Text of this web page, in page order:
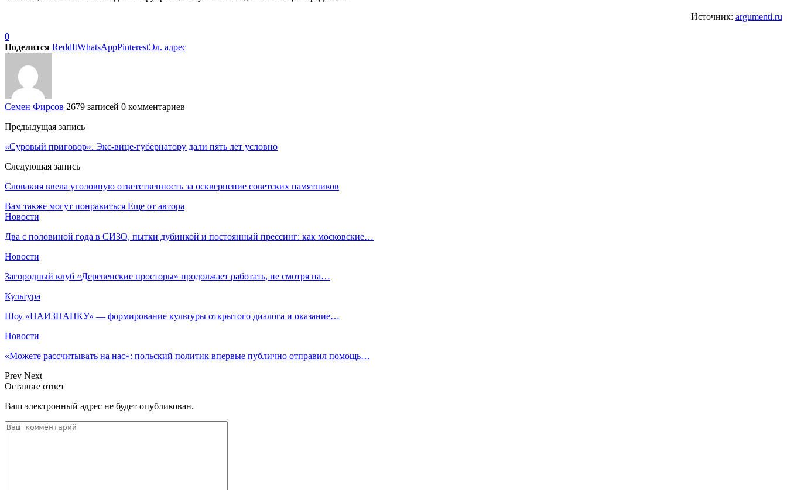
Источник: argumenti.ru
0
Поделится ReddItWhatsAppPinterestЭл. адрес
Семен Фирсов 2679 записей 0 комментариев
Предыдущая запись
«Суровый приговор». Экс-вице-губернатору дали пять лет условно
Следующая запись
Словакия ввела уголовную ответственность за осквернение советских памятников
Вам также могут понравиться Еще от автора
Новости
Два с половиной года в СИЗО, пытки дубинкой и постоянный прессинг: как московские…
Новости
Загородный клуб «Деревенские просторы» продолжает работать, не смотря на…
Культура
Шоу «НАИЗНАНКУ» — формирование культуры открытого диалога и оказание…
Новости
«Можете рассчитывать на нас»: польский политик впервые публично отправил помощь…
Prev Next
Оставьте ответ
Ваш электронный адрес не будет опубликован.